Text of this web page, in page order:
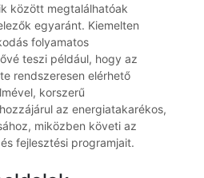
között megtalálhatóak
egyaránt. Kiemelten
folyamatos
teszi például, hogy az
rendszeresen elérhető
korszerű
az energiatakarékos,
miközben követi az
fejlesztési programjait.